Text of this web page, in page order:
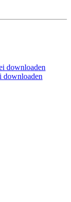
downloaden
downloaden